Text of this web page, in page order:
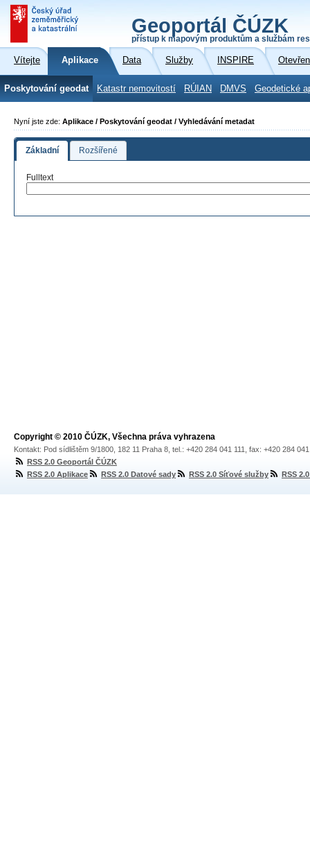
Geoportál ČÚZK
přístup k mapovým produktům a službám
Vítejte Aplikace Data Služby INSPIRE
Poskytování geodat Katastr nemovitostí RÚIAN DMVS Geodetické
Nyní jste zde: Aplikace / Poskytování geodat / Vyhledávání metadat
Základní Rozšířené
Fulltext
Copyright © 2010 ČÚZK, Všechna práva vyhrazena
Kontakt: Pod sídlištěm 9/1800, 182 11 Praha 8, tel.: +420 284 041 111, fax: +420 284
RSS 2.0 Geoportál ČÚZK
RSS 2.0 Aplikace
RSS 2.0 Datové sady RSS 2.0 Síťové služby RSS